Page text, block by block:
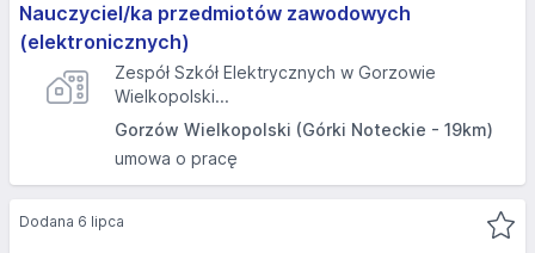
Nauczyciel/ka przedmiotów zawodowych
(elektronicznych)
Zespół Szkół Elektrycznych w Gorzowie
Wielkopolski...
Gorzów Wielkopolski (Górki Noteckie - 19km)
umowa o pracę
Dodana 6 lipca